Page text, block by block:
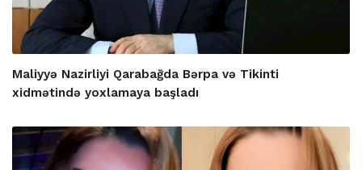
Maliyyə Nazirliyi Qarabağda Bərpa və Tikinti
xidmətində yoxlamaya başladı